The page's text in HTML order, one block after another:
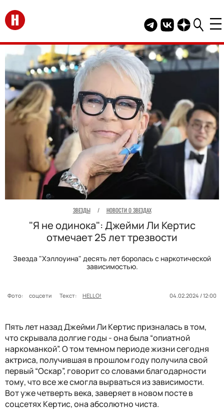
Перейти на главную
Telegram канал
Группа HELLO
Канал
ЗВЕЗДЫ / НОВОСТИ О ЗВЕЗДАХ
"Я не одинока": Джейми Ли Кертис
отмечает 25 лет трезвости
Звезда "Хэллоуина" десять лет боролась с наркотической
зависимостью.
Фото: соцсети Текст: HELLO! 04.02.2024 / 12:00
Пять лет назад Джейми Ли Кертис призналась в том,
что скрывала долгие годы - она была “опиатной
наркоманкой”. О том темном периоде жизни сегодня
актриса, получившая в прошлом году получила свой
первый “Оскар”, говорит со словами благодарности
тому, что все же смогла вырваться из зависимости.
Вот уже четверть века, заверяет в новом посте в
соцсетях Кертис, она абсолютно чиста.